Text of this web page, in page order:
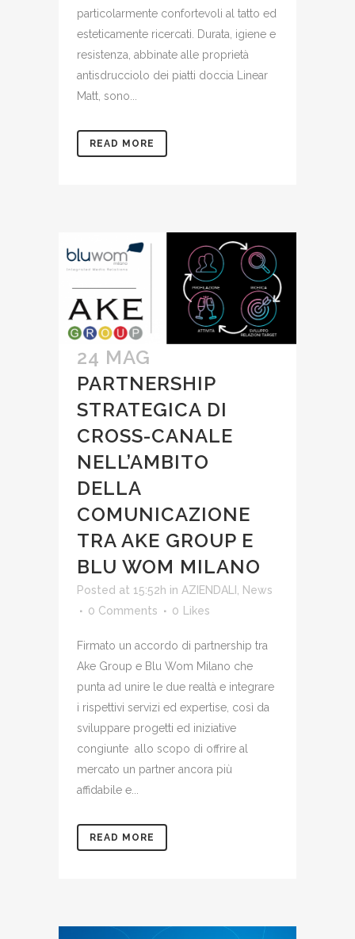
particolarmente confortevoli al tatto ed
esteticamente ricercati. Durata, igiene e
resistenza, abbinate alle proprietà
antisdrucciolo dei piatti doccia Linear
Matt, sono...
READ MORE
24 MAG
PARTNERSHIP
STRATEGICA DI
CROSS-CANALE
NELL’AMBITO
DELLA
COMUNICAZIONE
TRA AKE GROUP E
BLU WOM MILANO
Posted at 15:52h in AZIENDALI News
0 Comments
0 Likes
Firmato un accordo di partnership tra
Ake Group e Blu Wom Milano che
punta ad unire le due realtà e integrare
i rispettivi servizi ed expertise, così da
sviluppare progetti ed iniziative
congiunte allo scopo di offrire al
mercato un partner ancora più
affidabile e...
READ MORE